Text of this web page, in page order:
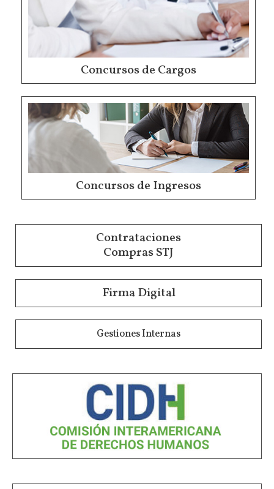
Concursos de Cargos
Concursos de Ingresos
Contrataciones
Compras STJ
Firma Digital
Gestiones Internas